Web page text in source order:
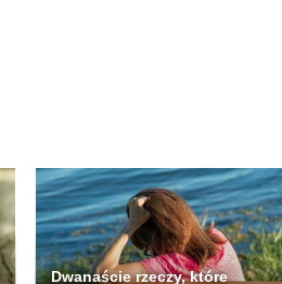
Dwanaście rzeczy, które